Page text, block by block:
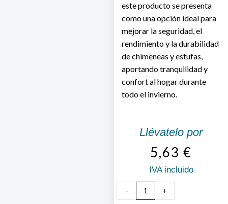
este producto se presenta
como una opción ideal para
mejorar la seguridad, el
rendimiento y la durabilidad
de chimeneas y estufas,
aportando tranquilidad y
confort al hogar durante
todo el invierno.
Llévatelo por
5,63 €
IVA incluido
-
Deshollinador
Fuegonet
+